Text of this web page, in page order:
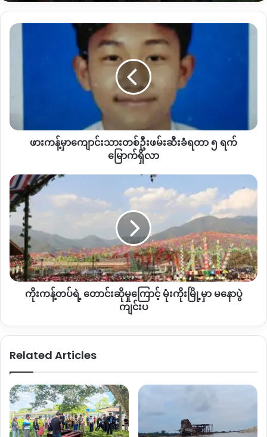
၂၀၂၂ ခုနှစ်မှာ မြေမြုပ်မိုင်းကြောင့် သေဆုံးဒဏ်ရာရတဲ့သူ ၅ ရာ
ကျော်ပဲ ရှိခဲ့ပေမယ့် နှစ်နှစ်အတွင်း အတော်လေးကို မြင့်တက် လာခဲ့
၂၀၂၅ ခုနှစ်အတွင်း စစ်တမ်းတွေကနေတွေ့ရတဲ့ အချက်အလက်
အသစ်တွေအရ မြန်မာနိုင်ငံတစ်ဝှမ်းမှာ အရပ်သား နှစ်ဦးဟာ နေ့စဥ်
မြေမြုပ်မိုင်းနဲ့တခြားပေါက်ကွဲစေတတ်တဲ့လက်နက်ပစ္စည်းတွေ
ကြောင့်ထိခိုက်သေဆုံးလျက်ရှိတယ်လို့ ကုလသမဂ္ဂက ပြီးခဲ့တဲ့နှစ်
နိုဝင်ဘာလကပဲထုတ်ပြန်ခဲ့ပါတယ်။
ဒါ့အပြင် ကြိုတင်ကာကွယ်ရေး၊ အသိပညာပေးလုပ်ငန်းတွေနဲ့မိုင်း
ရှင်းလင်းရေးလုပ်ငန်းတွေအဆက်မပြတ်လိုအပ်နေတာ သိသာ
ထင်ရှားတယ်လို့ ထုတ်ပြန်ချက်မှာဖော်ပြထားပါတယ်။
“ဒီမြေမြုပ်မိုင်းနဲ့ပတ်သက်ပြီးတော့ ပြည်သူတွေအနေနဲ့ လက်လှမ်းမှီ
မှုပညာပေးမှုတွေက အရမ်းအားနည်းတာတွေဖြစ်တယ်။ ပြီးတော့
ဘယ်နေရာကအန္တရာယ်ဇုန်ဖြစ်တယ်။ အန္တရာယ်ကင်းတယ်ဆိုတာ
သတ်မှတ်ထားတာ မရှိတော့ ဒီလိုမျိုးကိုယ့် အသက်ရှင် ရပ်တည်ဖို့
ကိုရှာဖွေရင်းနဲ့ ဒီလိုအန္တရာယ်တွေကြုံတွေ့နေရပါတယ်”လို့ ဒေါ်ယဥ်
မျိုးလှိုင်က ဆက်ပြောပါတယ်။
အစီရင်ခံစာအရ စစ်တပ်ဘက်က လူကိုပစ်မှတ်ထားတဲ့ မိုင်းတွေကို
ဆက်ထုတ်လုပ်ပြီး အသုံးပြုနေတယ်လို့ ဖော်ပြ ထားပြီး တစ်ဖက်မှာ
လည်းPDFနဲ့ တိုင်းရင်းသားလက်နက်ကိုင်အဖွဲ့တွေဘက်က မိုင်း
အသုံးပြုမှု ၂၀၂၄–၂၀၂၅ ခုနှစ်တွေအတွင်း သိသိသာသာတိုးလာခဲ့
ဖား
ရတာ
ရှိ
လာ
ဖားကန့်မှာကျောင်းသားတစ်ဦးဖမ်းဆီးခံရတာ ၅ ရက်
မြောက်ရှိလာ
ကိုး
ကန့်
တပ်
ရဲ့
တောင်း
ဆို
မှု
ကြောင့်
မုံး
ကျင်းပ
ကိုးကန့်တပ်ရဲ့ တောင်းဆိုမှုကြောင့် မုံးကိုးမြို့မှာ မနောပွဲ
ကျင်းပ
Related Articles